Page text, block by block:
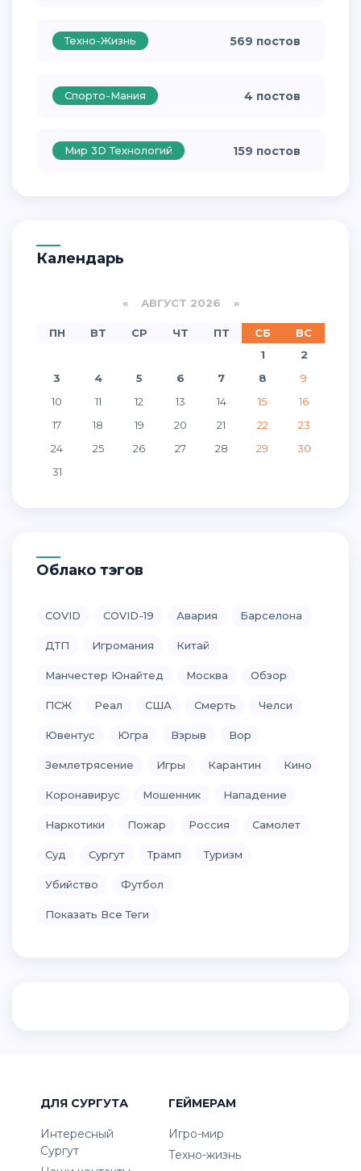
Техно-Жизнь 569 постов
Спорто-Мания 4 постов
Мир 3D Технологий 159 постов
Календарь
«АВГУСТ 2026 »
ПН ВТ СР ЧТ ПТ СБ
ВС
1
2
3
4 5 6 7 8
9
10
11 12 13 14 15
16
17
18 19 20 21 22
23
24
25 26 27 28 29
30
31
Облако тэгов
COVID COVID-19 Авария Барселона
ДТП Игромания Китай
Манчестер Юнайтед Москва Обзор
ПСЖ Реал США Смерть Челси
Ювентус Югра Взрыв Вор
Землетрясение Игры Карантин Кино
Коронавирус Мошенник Нападение
Наркотики Пожар Россия Самолет
Суд Сургут Трамп Туризм
Убийство Футбол
Показать Все Теги
ДЛЯ СУРГУТА
Интересный
Сургут
ГЕЙМЕРАМ
Игро-мир
Техно-жизнь